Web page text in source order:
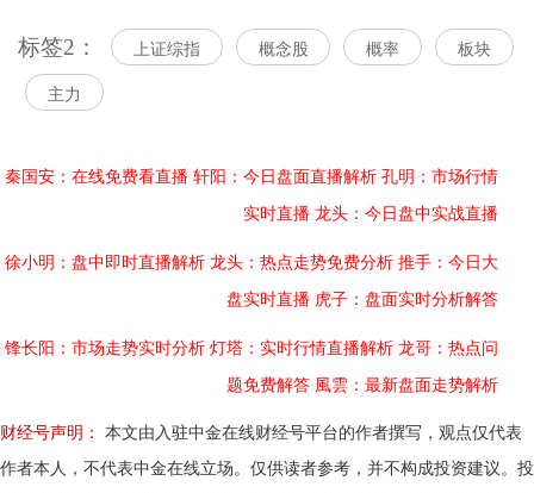
标签2： 上证综指 概念股 概率 板块
主力
秦国安：在线免费看直播 轩阳：今日盘面直播解析 孔明：市场行情
实时直播 龙头：今日盘中实战直播
徐小明：盘中即时直播解析 龙头：热点走势免费分析 推手：今日大
盘实时直播 虎子：盘面实时分析解答
锋长阳：市场走势实时分析 灯塔：实时行情直播解析 龙哥：热点问
题免费解答 風雲：最新盘面走势解析
财经号声明：
本文由入驻中金在线财经号平台的作者撰写，观点仅代表
作者本人，不代表中金在线立场。仅供读者参考，并不构成投资建议。投